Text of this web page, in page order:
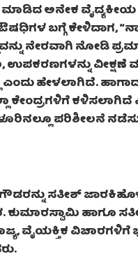
ಅನೇಕ ವೈದ್ಯಕೀಯ
ಬಗ್ಗೆ ಕೇಳಿದಾಗ,
ನೇರವಾಗಿ ನೋಡಿ
ವೀಕ್ಷಣೆ
ಹೇಳಲಾಗಿದೆ.
ಕೇಂದ್ರಗಳಿಗೆ
ಪರಿಶೀಲನೆ
ಸತೀಶ್
ಕುಮಾರಸ್ವಾಮಿ
ವೈಯಕ್ತಿಕ ವಿಚಾರಗಳಿಗೆ